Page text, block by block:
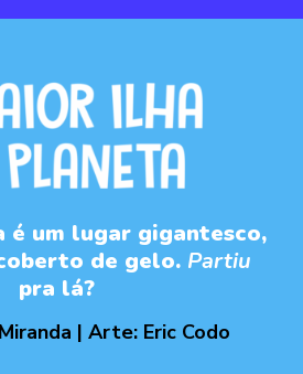
2026
é um lugar gigantesco,
de gelo. Partiu
pra lá?
| Arte: Eric Codo